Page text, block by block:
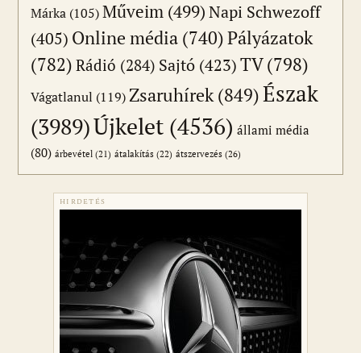
Márka (105) Műveim (499)Napi Schwezoff
(405) Online média (740)Pályázatok
(782) Rádió (284) Sajtó (423)TV(798)
Vágatlanul (119)Zsaruhírek(849)Észak
(3989)Újkelet (4536) állami média
(80) árbevétel (21) átalakítás (22) átszervezés (26)
HIRDETÉS